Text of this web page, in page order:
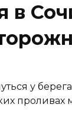
в
у